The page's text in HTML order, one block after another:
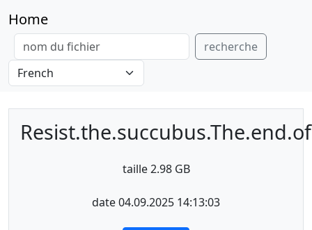
Home
recherche
taille 2.98 GB
date 04.09.2025 14:13:03